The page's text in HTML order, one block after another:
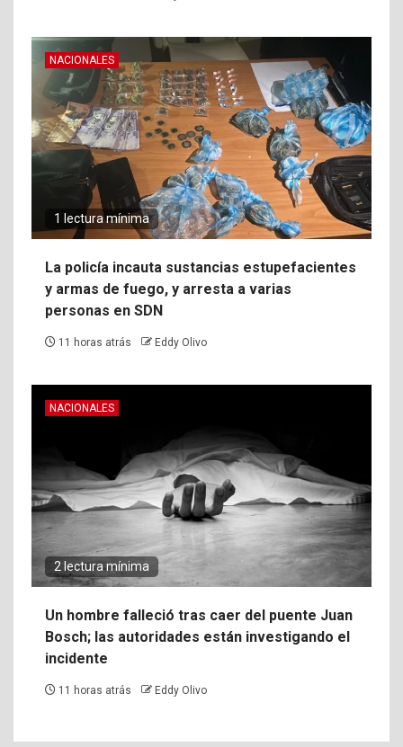
NACIONALES
1 lectura mínima
La policía incauta sustancias estupefacientes
y armas de fuego, y arresta a varias
personas en SDN
11 horas atrás Eddy Olivo
NACIONALES
2 lectura mínima
Un hombre falleció tras caer del puente Juan
Bosch; las autoridades están investigando el
incidente
11 horas atrás Eddy Olivo